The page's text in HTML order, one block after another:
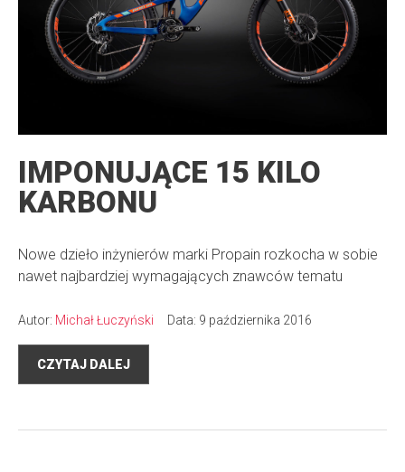
IMPONUJĄCE 15 KILO
KARBONU
Nowe dzieło inżynierów marki Propain rozkocha w sobie
nawet najbardziej wymagających znawców tematu
Autor: Michał Łuczyński Data: 9 października 2016
CZYTAJ DALEJ